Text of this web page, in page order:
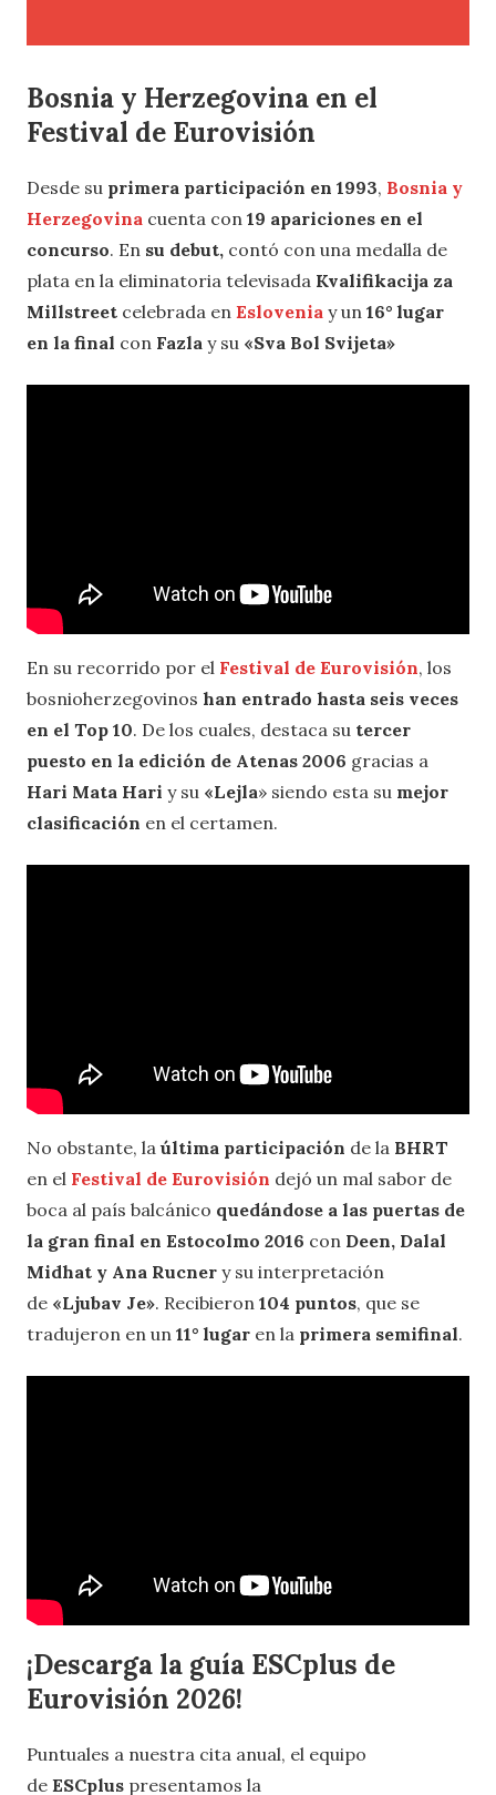
Bosnia y Herzegovina en el
Festival de Eurovisión
Desde su primera participación en 1993, Bosnia y
Herzegovina cuenta con 19 apariciones en el
concurso. En su debut, contó con una medalla de
plata en la eliminatoria televisada Kvalifikacija za
Millstreet celebrada en Eslovenia y un 16° lugar
en la final con Fazla y su «Sva Bol Svijeta»
En su recorrido por el Festival de Eurovisión, los
bosnioherzegovinos han entrado hasta seis veces
en el Top 10. De los cuales, destaca su tercer
puesto en la edición de Atenas 2006 gracias a
Hari Mata Hari y su «Lejla» siendo esta su mejor
clasificación en el certamen.
No obstante, la última participación de la BHRT
en el Festival de Eurovisión dejó un mal sabor de
boca al país balcánico quedándose a las puertas de
la gran final en Estocolmo 2016 con Deen, Dalal
Midhat y Ana Rucner y su interpretación
de «Ljubav Je». Recibieron 104 puntos, que se
tradujeron en un 11° lugar en la primera semifinal.
¡Descarga la guía ESCplus de
Eurovisión 2026!
Puntuales a nuestra cita anual, el equipo
de ESCplus presentamos la